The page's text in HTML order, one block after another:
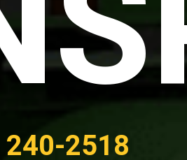
2518